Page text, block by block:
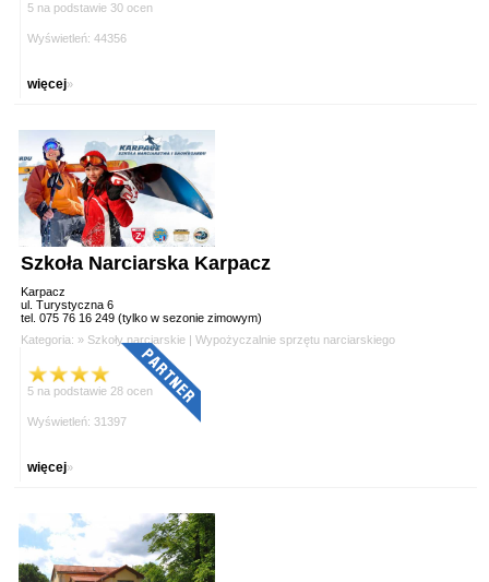
5 na podstawie 30 ocen
Wyświetleń: 44356
więcej»
Szkoła Narciarska Karpacz
Karpacz
ul. Turystyczna 6
tel. 075 76 16 249 (tylko w sezonie zimowym)
Kategoria: » Szkoły narciarskie | Wypożyczalnie sprzętu narciarskiego
5 na podstawie 28 ocen
Wyświetleń: 31397
więcej»